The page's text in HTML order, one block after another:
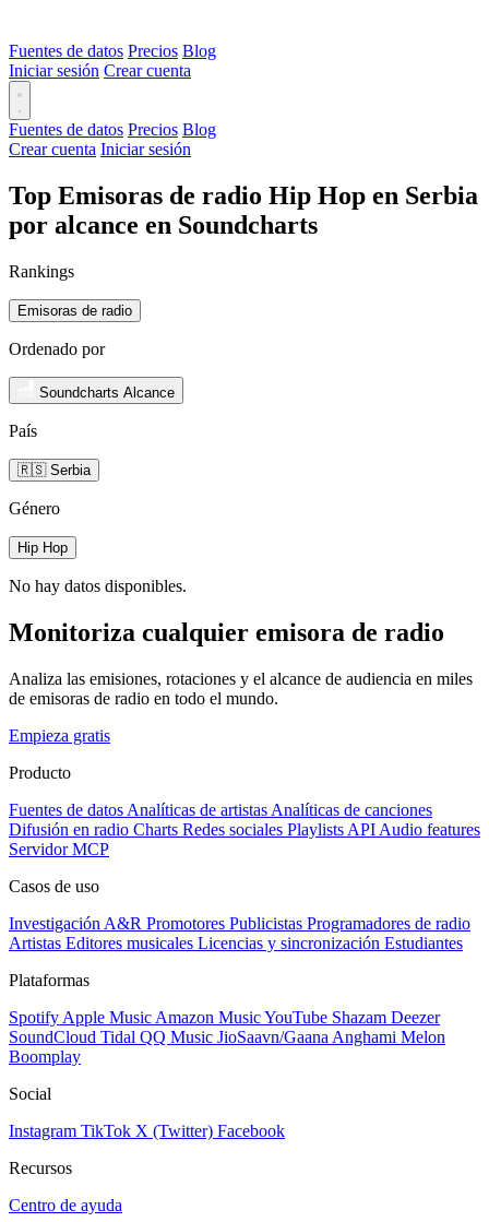
Fuentes de datos Precios Blog
Iniciar sesión Crear cuenta
Fuentes de datos Precios Blog
Crear cuenta Iniciar sesión
Top Emisoras de radio Hip Hop en Serbia
por alcance en Soundcharts
Rankings
Emisoras de radio
Ordenado por
Soundcharts Alcance
País
🇷🇸 Serbia
Género
Hip Hop
No hay datos disponibles.
Monitoriza cualquier emisora de radio
Analiza las emisiones, rotaciones y el alcance de audiencia en miles
de emisoras de radio en todo el mundo.
Empieza gratis
Producto
Fuentes de datos Analíticas de artistas Analíticas de canciones
Difusión en radio Charts Redes sociales Playlists API Audio features
Servidor MCP
Casos de uso
Investigación A&R Promotores Publicistas Programadores de radio
Artistas Editores musicales Licencias y sincronización Estudiantes
Plataformas
Spotify Apple Music Amazon MusicYouTube Shazam Deezer
SoundCloud Tidal QQ Music JioSaavn/Gaana Anghami Melon
Boomplay
Social
Instagram TikTok X (Twitter) Facebook
Recursos
Centro de ayuda